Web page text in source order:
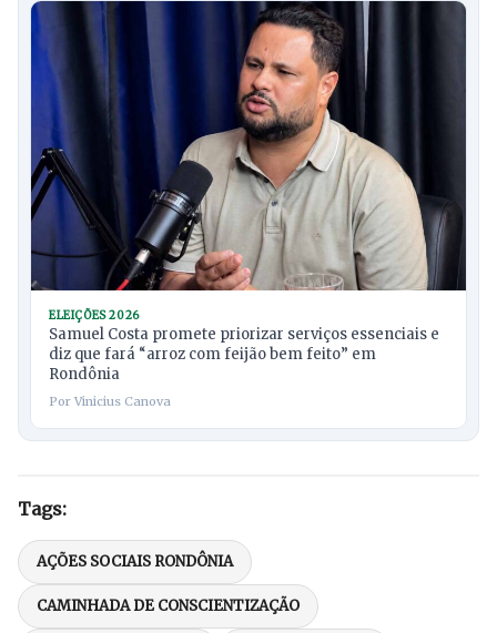
ELEIÇÕES 2026
Samuel Costa promete priorizar serviços essenciais e
diz que fará “arroz com feijão bem feito” em
Rondônia
Por Vinicius Canova
Tags:
AÇÕES SOCIAIS RONDÔNIA
CAMINHADA DE CONSCIENTIZAÇÃO